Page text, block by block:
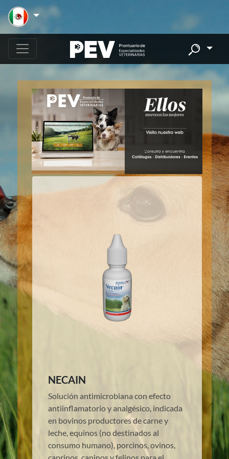
NECAIN
Solución antimicrobiana con efecto
antiinflamatorio y analgésico, indicada
en bovinos productores de carne y
leche, equinos (no destinados al
consumo humano), porcinos, ovinos,